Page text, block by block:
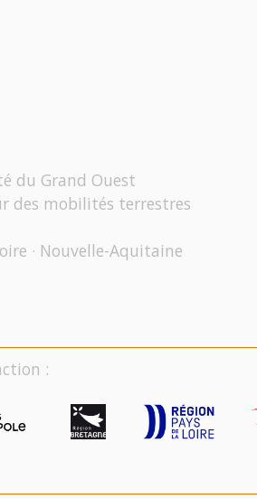
du Grand Ouest
des mobilités terrestres
· Nouvelle-Aquitaine
: